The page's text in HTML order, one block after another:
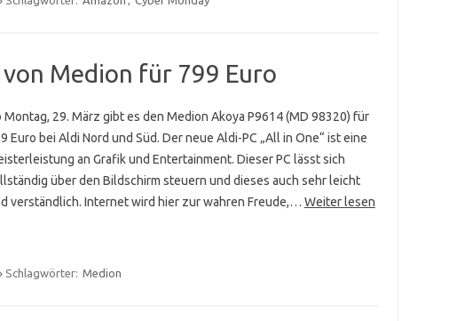
Medion für 799 Euro
Montag, 29. März gibt es den Medion Akoya P9614 (MD 98320) für
Euro bei Aldi Nord und Süd. Der neue Aldi-PC „All in One“ ist eine
an Grafik und Entertainment. Dieser PC lässt sich
über den Bildschirm steuern und dieses auch sehr leicht
verständlich. Internet wird hier zur wahren Freude,… Weiter lesen
Schlagwörter: Medion